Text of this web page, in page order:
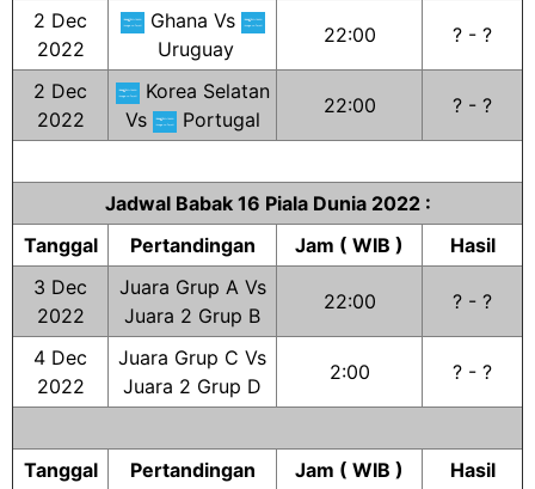
2 Dec
2022
Ghana Vs
Uruguay
22:00 ? - ?
2 Dec
2022
Korea Selatan
Vs
Portugal
22:00 ? - ?
Jadwal Babak 16 Piala Dunia 2022 :
Tanggal
Pertandingan Jam ( WIB )
Hasil
3 Dec
2022
Juara Grup A Vs
Juara 2 Grup B
22:00 ? - ?
4 Dec
2022
Juara Grup C Vs
Juara 2 Grup D
2:00 ? - ?
Tanggal Pertandingan Jam ( WIB )
Hasil